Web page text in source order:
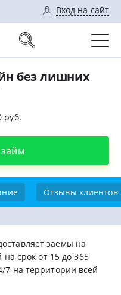
Вход на сайт
без лишних
руб.
Отзывы клиентов
заемы на
на срок от 15 до 365
на территории всей